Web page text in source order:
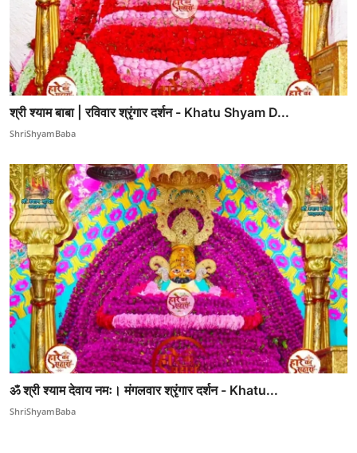
श्री श्याम बाबा | रविवार श्रृंगार दर्शन - Khatu Shyam D...
ShriShyamBaba
ॐ श्री श्याम देवाय नमः। मंगलवार श्रृंगार दर्शन - Khatu...
ShriShyamBaba